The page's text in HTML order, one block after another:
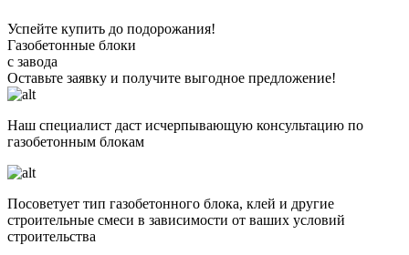
Успейте купить до подорожания!
Газобетонные блоки
с завода
Оставьте заявку и получите выгодное предложение!
Наш специалист даст исчерпывающую консультацию по
газобетонным блокам
Посоветует тип газобетонного блока, клей и другие
строительные смеси в зависимости от ваших условий
строительства